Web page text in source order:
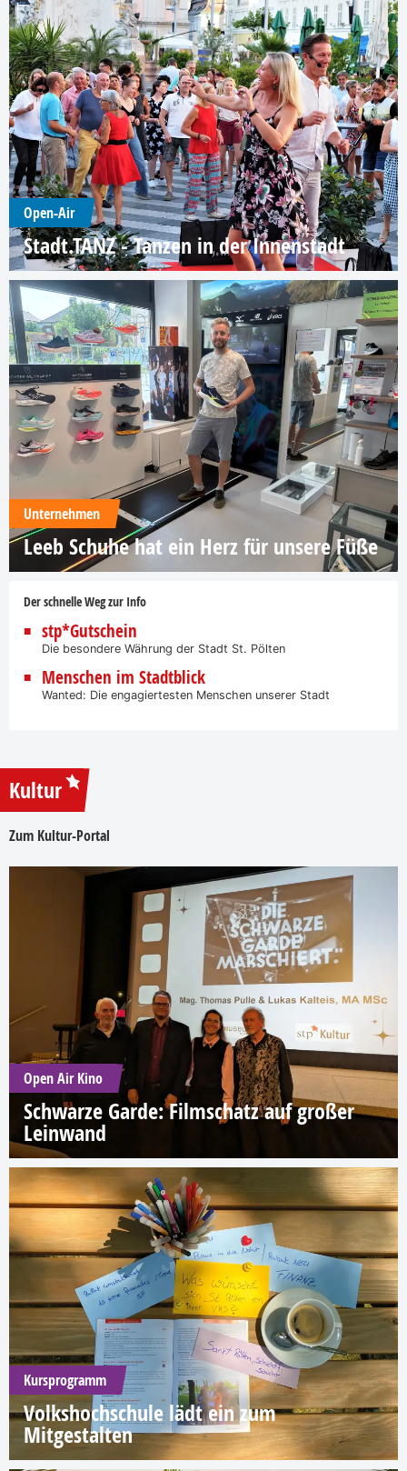
Open-Air
Stadt.TANZ - Tanzen in der Innenstadt
Unternehmen
Leeb Schuhe hat ein Herz für unsere Füße
Der schnelle Weg zur Info
stp*Gutschein
Die besondere Währung der Stadt St. Pölten
Menschen im Stadtblick
Wanted: Die engagiertesten Menschen unserer Stadt
Kultur
Zum Kultur-Portal
Open Air Kino
Schwarze Garde: Filmschatz auf großer
Leinwand
Kursprogramm
Volkshochschule lädt ein zum
Mitgestalten